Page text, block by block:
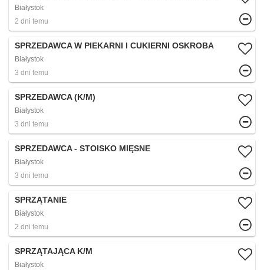
Białystok
2 dni temu
SPRZEDAWCA W PIEKARNI I CUKIERNI OSKROBA
Białystok
3 dni temu
SPRZEDAWCA (K/M)
Białystok
3 dni temu
SPRZEDAWCA - STOISKO MIĘSNE
Białystok
3 dni temu
SPRZĄTANIE
Białystok
2 dni temu
SPRZĄTAJĄCA K/M
Białystok